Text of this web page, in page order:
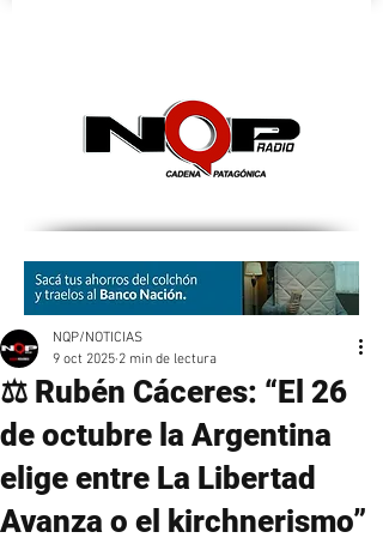
⚖️ Rubén Cáceres: “El 26
de octubre la Argentina
elige entre La Libertad
Avanza o el kirchnerismo”
NQP/NOTICIAS
9 oct 2025 2 min de lectura